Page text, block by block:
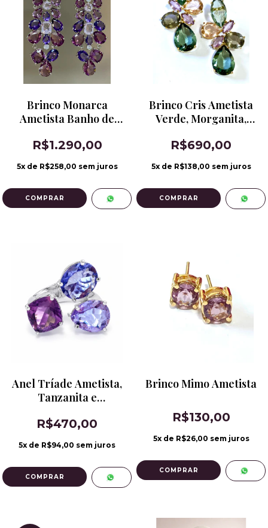
Brinco Monarca
Ametista Banho de
R$1.290,00
5x de R$258,00 sem juros
Brinco Cris Ametista
Verde, Morganita,
R$690,00
5x de R$138,00 sem juros
Anel Tríade Ametista,
Tanzanita e
Ródio
R$470,00
5x de R$94,00 sem juros
COMPRAR
Brinco Mimo Ametista
R$130,00
5x de R$26,00 sem juros